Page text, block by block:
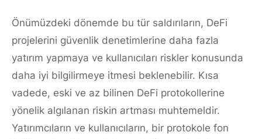
Önümüzdeki dönemde bu tür saldırıların, DeFi
projelerini güvenlik denetimlerine daha fazla
yatırım yapmaya ve kullanıcıları riskler konusunda
daha iyi bilgilirmeye itmesi beklenebilir. Kısa
vadede, eski ve az bilinen DeFi protokollerine
yönelik algılanan riskin artması muhtemeldir.
Yatırımcıların ve kullanıcıların, bir protokole fon